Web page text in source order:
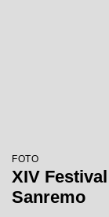
FOTO
XIV
Sanremo